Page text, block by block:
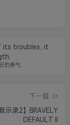
its troubles, it
的勇气
下一篇
示录2】BRAVELY
DEFAULT II